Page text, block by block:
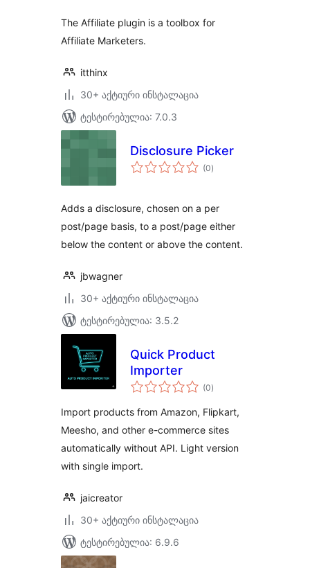
The Affiliate plugin is a toolbox for
Affiliate Marketers.
itthinx
30+ აქტიური ინსტალაცია
ტესტირებულია: 7.0.3
Disclosure Picker
(0საერთო
რეიტინგი
)
Adds a disclosure, chosen on a per
post/page basis, to a post/page either
below the content or above the content.
jbwagner
30+ აქტიური ინსტალაცია
ტესტირებულია: 3.5.2
Quick Product
Importer
(0საერთო
რეიტინგი
)
Import products from Amazon, Flipkart,
Meesho, and other e-commerce sites
automatically without API. Light version
with single import.
jaicreator
30+ აქტიური ინსტალაცია
ტესტირებულია: 6.9.6